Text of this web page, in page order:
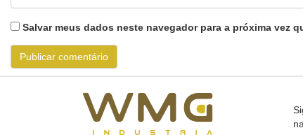
Salvar meus dados neste navegador para a próxima vez